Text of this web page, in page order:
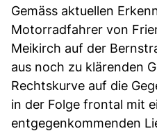
Gemäss aktuellen
Motorradfahrer von
Meikirch auf der
aus noch zu klärenden
Rechtskurve auf die
in der Folge frontal mit
entgegenkommenden